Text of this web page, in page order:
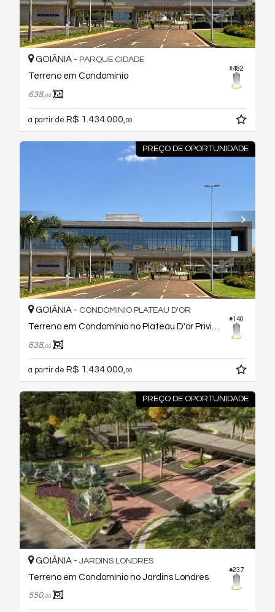
#482
GOIÂNIA - PARQUE CIDADE
Terreno em Condomínio
638,00
a partir de R$ 1.434.000, 00
PREÇO DE OPORTUNIDADE
#140
GOIÂNIA - CONDOMINIO PLATEAU D'OR
Terreno em Condomínio no Plateau D'or Privilege
638,00
a partir de R$ 1.434.000,00
PREÇO DE OPORTUNIDADE
#237
GOIÂNIA - JARDINS LONDRES
Terreno em Condomínio no Jardins Londres
550,00